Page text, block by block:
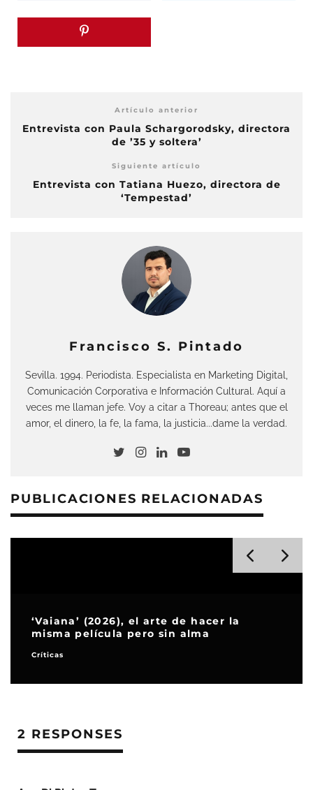
Artículo anterior
Entrevista con Paula Schargorodsky, directora
de ’35 y soltera’
Siguiente artículo
Entrevista con Tatiana Huezo, directora de
‘Tempestad’
Francisco S. Pintado
Sevilla. 1994. Periodista. Especialista en Marketing Digital,
Comunicación Corporativa e Información Cultural. Aquí a
veces me llaman jefe. Voy a citar a Thoreau; antes que el
amor, el dinero, la fe, la fama, la justicia...dame la verdad.
PUBLICACIONES RELACIONADAS
‘Vaiana’ (2026), el arte de hacer la
misma película pero sin alma
Críticas
2 RESPONSES